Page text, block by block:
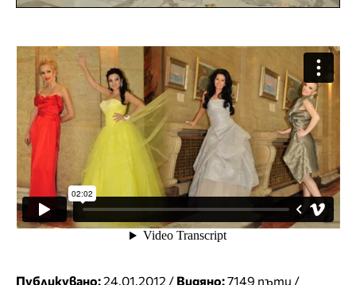
Публикувано:24.01.2012 / Видяно:7149 пъти /